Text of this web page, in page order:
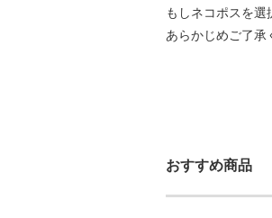
もしネコポスを
あらかじめご了承
おすすめ商品